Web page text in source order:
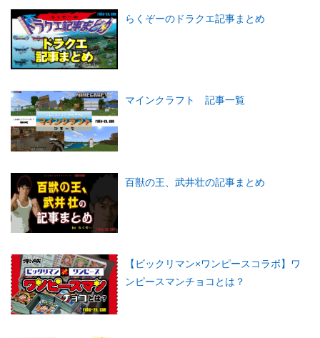
らくぞーのドラクエ記事まとめ
マインクラフト 記事一覧
百獣の王、武井壮の記事まとめ
【ビックリマン×ワンピースコラボ】ワ
ンピースマンチョコとは？